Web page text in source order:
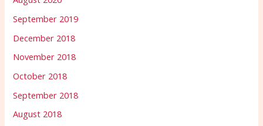
September 2019
December 2018
November 2018
October 2018
September 2018
August 2018